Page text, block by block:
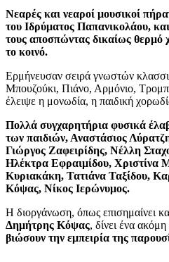
Νεαρές και νεαροί μουσικοί
του Ιδρύματος Παπανικολάου,
τους αποσπώντας δικαίως θερμό
το κοινό.
Ερμήνευσαν σειρά γνωστών
Μπουζούκι, Πιάνο, Αρμόνιο,
έλειψε η μονωδία, η παιδική
Πολλά συγχαρητήρια φυσικά
των παιδιών, Αναστάσιος
Γιώργος Ζαφειρίδης, Νέλλη
Ηλέκτρα Εφραιμίδου, Χριστίνα
Κυριακάκη, Τατιάνα Ταξίδου,
Κόψας, Νίκος Ιερώνυμος.
Η διοργάνωση, όπως επισημαίνει
Δημήτρης Κόψας, δίνει ένα
βιώσουν την εμπειρία της